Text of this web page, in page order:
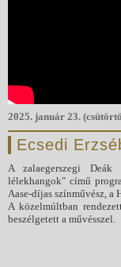
2025. január 23.
Ecsedi
A zalaegerszegi
lélekhangok" című
Aase-díjas színművész, a
A közelmúltban
beszélgetett a művésszel.